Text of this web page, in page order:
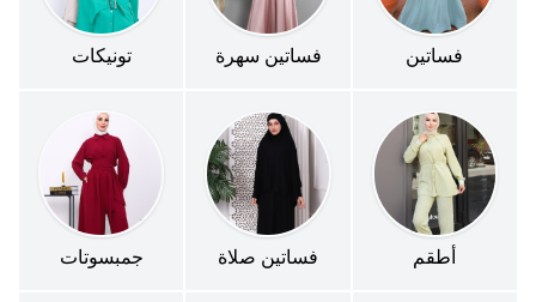
فساتين فساتين سهرة تونيكات
أطقم فساتين صلاة جمبسوتات